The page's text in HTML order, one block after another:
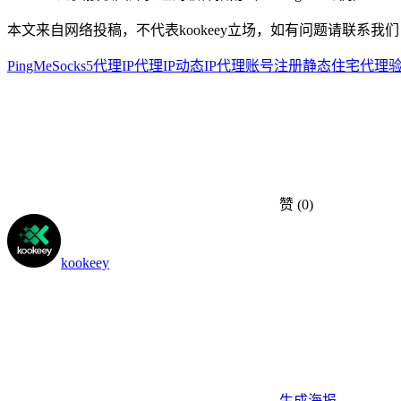
本文来自网络投稿，不代表kookeey立场，如有问题请联系我们
PingMeSocks5代理IP代理IP动态IP代理账号注册静态住宅代理
赞 (0)
kookeey